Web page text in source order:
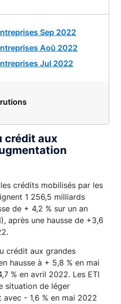
Sep 2022
Aoû 2022
Jul 2022
crédit aux
crédits mobilisés par les
1 256,5 milliards
de + 4,2 % sur un an
après une hausse de +3,6
crédit aux grandes
hausse à + 5,8 % en mai
% en avril 2022. Les ETI
situation de léger
- 1,6 % en mai 2022